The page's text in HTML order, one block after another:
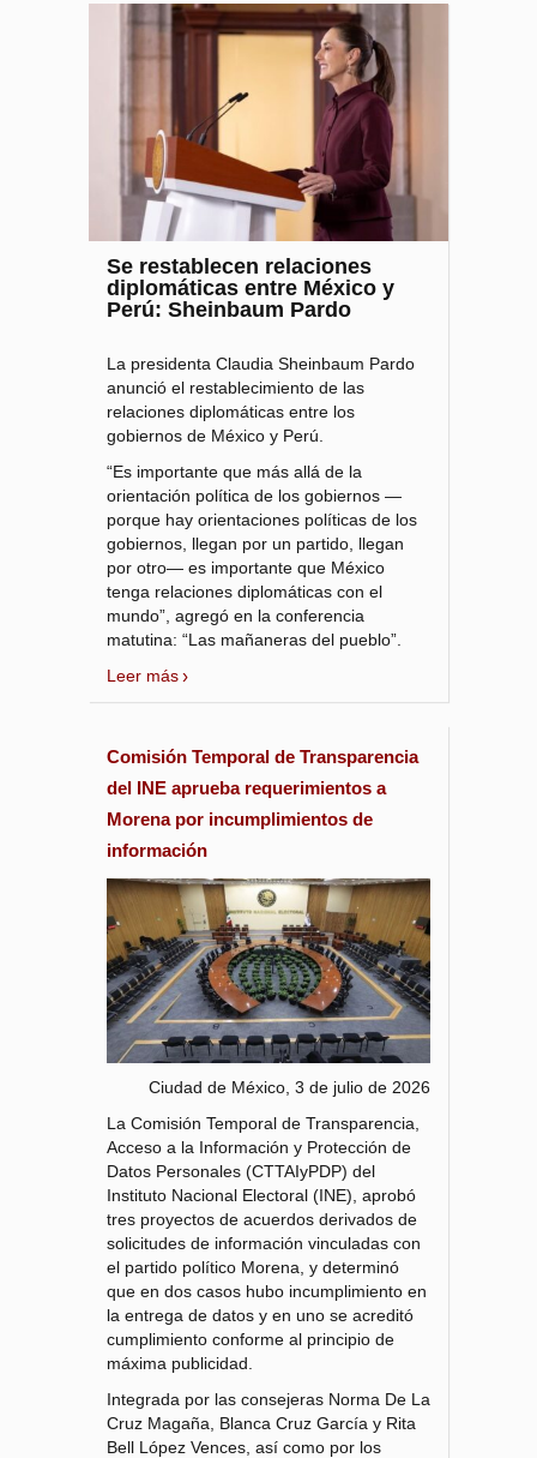
Se restablecen relaciones
diplomáticas entre México y
Perú: Sheinbaum Pardo
La presidenta Claudia Sheinbaum Pardo
anunció el restablecimiento de las
relaciones diplomáticas entre los
gobiernos de México y Perú.
“Es importante que más allá de la
orientación política de los gobiernos —
porque hay orientaciones políticas de los
gobiernos, llegan por un partido, llegan
por otro— es importante que México
tenga relaciones diplomáticas con el
mundo”, agregó en la conferencia
matutina: “Las mañaneras del pueblo”.
Leer más
Comisión Temporal de Transparencia
del INE aprueba requerimientos a
Morena por incumplimientos de
información
Ciudad de México, 3 de julio de 2026
La Comisión Temporal de Transparencia,
Acceso a la Información y Protección de
Datos Personales (CTTAIyPDP) del
Instituto Nacional Electoral (INE), aprobó
tres proyectos de acuerdos derivados de
solicitudes de información vinculadas con
el partido político Morena, y determinó
que en dos casos hubo incumplimiento en
la entrega de datos y en uno se acreditó
cumplimiento conforme al principio de
máxima publicidad.
Integrada por las consejeras Norma De La
Cruz Magaña, Blanca Cruz García y Rita
Bell López Vences, así como por los